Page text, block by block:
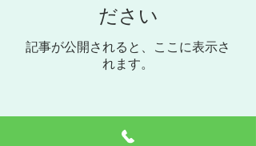
ださい
記事が公開されると、ここに表示さ
れます。
群馬県沼田市のアミ動物病院